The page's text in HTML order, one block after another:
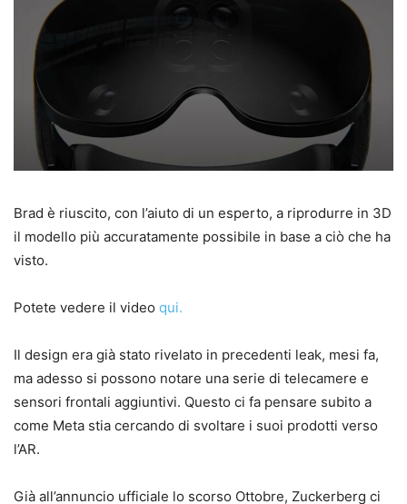
Brad è riuscito, con l’aiuto di un esperto, a riprodurre in 3D
il modello più accuratamente possibile in base a ciò che ha
visto.
Potete vedere il video qui.
Il design era già stato rivelato in precedenti leak, mesi fa,
ma adesso si possono notare una serie di telecamere e
sensori frontali aggiuntivi. Questo ci fa pensare subito a
come Meta stia cercando di svoltare i suoi prodotti verso
l’AR.
Già all’annuncio ufficiale lo scorso Ottobre, Zuckerberg ci